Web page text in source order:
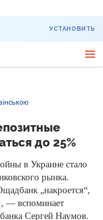
УСТАНОВИТЬ
до 25%
в Украине стало
рынка.
„накроется“,
— вспоминает
Сергей Наумов.